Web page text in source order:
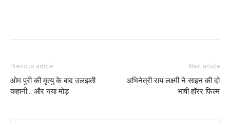
Previous article
ओम पुरी की मृत्‍यु के बाद उलझती
कहानी… और नया मोड़
Next article
अभिनेत्री राय लक्ष्‍मी ने साइन की दो
भाषी हॉरर फिल्‍म